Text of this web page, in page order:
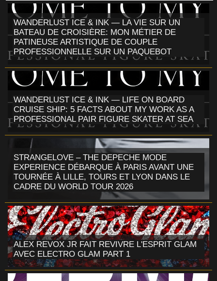
WANDERLUST ICE & INK — LA VIE SUR UN
BATEAU DE CROISIÈRE: MON MÉTIER DE
PATINEUSE ARTISTIQUE DE COUPLE
PROFESSIONNELLE SUR UN PAQUEBOT
WANDERLUST ICE & INK — LIFE ON BOARD
CRUISE SHIP: 5 FACTS ABOUT MY WORK AS A
PROFESSIONAL PAIR FIGURE SKATER AT SEA
STRANGELOVE – THE DEPECHE MODE
EXPERIENCE DÉBARQUE À PARIS AVANT UNE
TOURNÉE À LILLE, TOURS ET LYON DANS LE
CADRE DU WORLD TOUR 2026
ALEX REVOX JR FAIT REVIVRE L'ESPRIT GLAM
AVEC ELECTRO GLAM PART 1